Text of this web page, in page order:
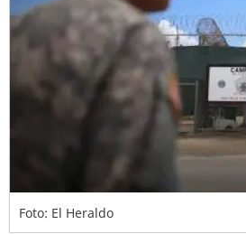
Foto: El Heraldo